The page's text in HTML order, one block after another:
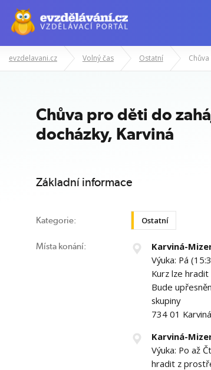
Manažerské kurzy
evzdelavani.cz Volný čas Ostatní
Chůva pro děti do
docházky, Karviná
Základní informace
Kategorie: Ostatní
Místa konání:
Karviná-
Výuka: Pá
Kurz lze
Bude
skupiny
734 01
Karviná-
Výuka: Po až
hradit z